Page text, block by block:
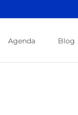
Agenda Blog